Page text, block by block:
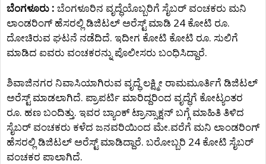
ಬೆಂಗಳೂರು : ಬೆಂಗಳೂರಿನ ವೃದ್ಧೆಯೊಬ್ಬರಿಗೆ ಸೈಬರ್ ವಂಚಕರು ಮನಿ
ಲಾಂಡರಿಂಗ್ ಹೆಸರಲ್ಲಿ ಡಿಜಿಟಲ್ ಅರೆಸ್ಟ್ ಮಾಡಿ 24 ಕೋಟಿ ರೂ.
ದೋಚಿರುವ ಘಟನೆ ನಡೆದಿದೆ. ಇದೀಗ ಕೋಟಿ ಕೋಟಿ ರೂ. ಸುಲಿಗೆ
ಮಾಡಿದ ಐವರು ವಂಚಕರನ್ನು ಪೊಲೀಸರು ಬಂಧಿಸಿದ್ದಾರೆ.
ಶಿವಾಜಿನಗರ ನಿವಾಸಿಯಾಗಿರುವ ವೃದ್ಧೆ ಲಕ್ಷ್ಮೀ ರಾಮಮೂರ್ತಿಗೆ ಡಿಜಿಟಲ್
ಅರೆಸ್ಟ್ ಮಾಡಲಾಗಿದೆ. ಪ್ರಾಪರ್ಟಿ ಮಾರಿದ್ದರಿಂದ ವೃದ್ಧೆಗೆ ಕೋಟ್ಯಂತರ
ರೂ. ಹಣ ಬಂದಿತ್ತು. ಇವರ ಬ್ಯಾಂಕ್ ಟ್ರಾನ್ಸಾಕ್ಷನ್ ಬಗ್ಗೆ ಮಾಹಿತಿ ತಿಳಿದ
ಸೈಬರ್ ವಂಚಕರು ಕಳೆದ ಜನವರಿಯಿಂದ ಮೇ.ವರೆಗೆ ಮನಿ ಲಾಂಡರಿಂಗ್
ಹೆಸರಲ್ಲಿ ಡಿಜಿಟಲ್ ಅರೆಸ್ಟ್ ಮಾಡಿದ್ದಾರೆ. ಬರೋಬ್ಬರಿ 24 ಕೋಟಿ ಸೈಬರ್
ವಂಚಕರ ಪಾಲಾಗಿದೆ.